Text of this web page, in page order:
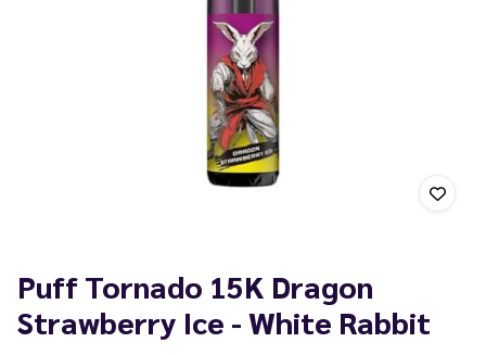
Puff Tornado 15K Dragon
Strawberry Ice - White Rabbit